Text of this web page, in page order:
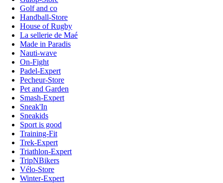
Golf and co
Handball-Store
House of Rugby
La sellerie de Maé
Made in Paradis
Nauti-wave
On-Fight
Padel-Expert
Pecheur-Store
Pet and Garden
Smash-Expert
Sneak'In
Sneakids
Sport is good
Training-Fit
Trek-Expert
Triathlon-Expert
TripNBikers
Vélo-Store
Winter-Expert